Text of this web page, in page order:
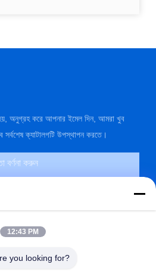
অনুগ্রহ করে আপনার ইমেল দিন, আমরা খুব
ক্যাটালগটি উপস্থাপন করতে।
12:43 PM
you looking for?